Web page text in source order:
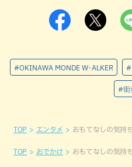
#OKINAWA MONDE W･ALKER #
#街
TOP エンタメ おもてなしの気持
TOP おでかけ おもてなしの気持